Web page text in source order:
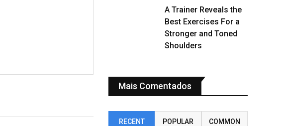
A Trainer Reveals the
Best Exercises For a
Stronger and Toned
Shoulders
Mais Comentados
RECENT POPULAR COMMON